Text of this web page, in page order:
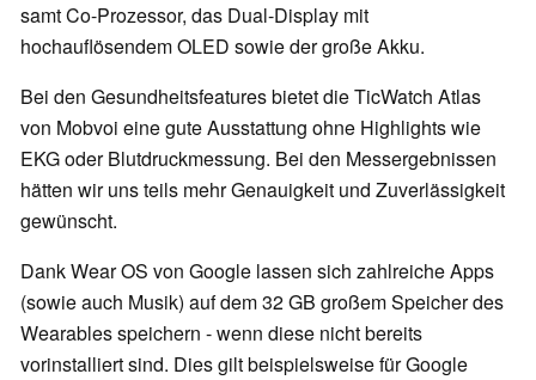
samt Co-Prozessor, das Dual-Display mit
hochauflösendem OLED sowie der große Akku.
Bei den Gesundheitsfeatures bietet die TicWatch Atlas
von Mobvoi eine gute Ausstattung ohne Highlights wie
EKG oder Blutdruckmessung. Bei den Messergebnissen
hätten wir uns teils mehr Genauigkeit und Zuverlässigkeit
gewünscht.
Dank Wear OS von Google lassen sich zahlreiche Apps
(sowie auch Musik) auf dem 32 GB großem Speicher des
Wearables speichern - wenn diese nicht bereits
vorinstalliert sind. Dies gilt beispielsweise für Google